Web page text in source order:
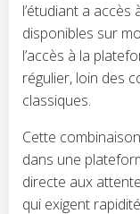
l’étudiant a
disponibles sur
l’accès à la
régulier, loin des
classiques.
Cette
dans une
directe aux
qui exigent